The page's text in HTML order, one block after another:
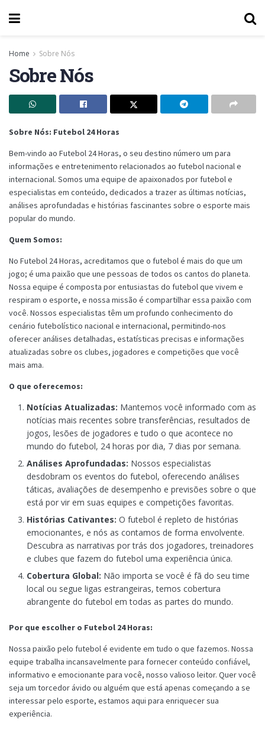
Home Sobre Nós
Sobre Nós
Sobre Nós: Futebol 24 Horas
Bem-vindo ao Futebol 24 Horas, o seu destino número um para
informações e entretenimento relacionados ao futebol nacional e
internacional. Somos uma equipe de apaixonados por futebol e
especialistas em conteúdo, dedicados a trazer as últimas notícias,
análises aprofundadas e histórias fascinantes sobre o esporte mais
popular do mundo.
Quem Somos:
No Futebol 24 Horas, acreditamos que o futebol é mais do que um
jogo; é uma paixão que une pessoas de todos os cantos do planeta.
Nossa equipe é composta por entusiastas do futebol que vivem e
respiram o esporte, e nossa missão é compartilhar essa paixão com
você. Nossos especialistas têm um profundo conhecimento do
cenário futebolístico nacional e internacional, permitindo-nos
oferecer análises detalhadas, estatísticas precisas e informações
atualizadas sobre os clubes, jogadores e competições que você
mais ama.
O que oferecemos:
Notícias Atualizadas: Mantemos você informado com as
notícias mais recentes sobre transferências, resultados de
jogos, lesões de jogadores e tudo o que acontece no
mundo do futebol, 24 horas por dia, 7 dias por semana.
Análises Aprofundadas: Nossos especialistas
desdobram os eventos do futebol, oferecendo análises
táticas, avaliações de desempenho e previsões sobre o que
está por vir em suas equipes e competições favoritas.
Histórias Cativantes: O futebol é repleto de histórias
emocionantes, e nós as contamos de forma envolvente.
Descubra as narrativas por trás dos jogadores, treinadores
e clubes que fazem do futebol uma experiência única.
Cobertura Global: Não importa se você é fã do seu time
local ou segue ligas estrangeiras, temos cobertura
abrangente do futebol em todas as partes do mundo.
Por que escolher o Futebol 24 Horas:
Nossa paixão pelo futebol é evidente em tudo o que fazemos. Nossa
equipe trabalha incansavelmente para fornecer conteúdo confiável,
informativo e emocionante para você, nosso valioso leitor. Quer você
seja um torcedor ávido ou alguém que está apenas começando a se
interessar pelo esporte, estamos aqui para enriquecer sua
experiência.